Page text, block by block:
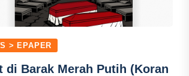
> EPAPER
di Barak Merah Putih (Koran